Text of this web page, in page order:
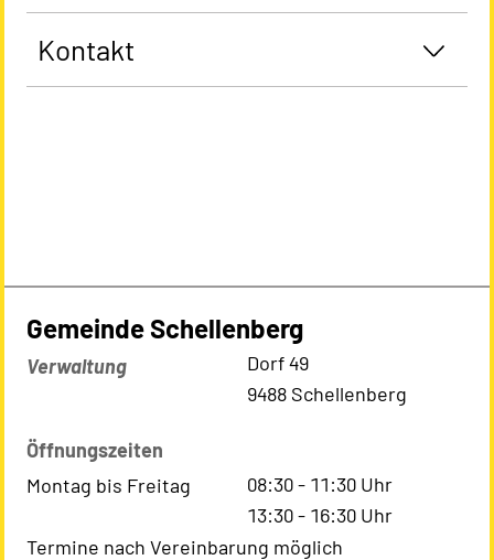
Kontakt
Gemeinde Schellenberg
Verwaltung
Dorf 49
9488 Schellenberg
Öffnungszeiten
Montag bis Freitag
08:30- 11:30 Uhr
13:30- 16:30 Uhr
Termine nach Vereinbarung möglich